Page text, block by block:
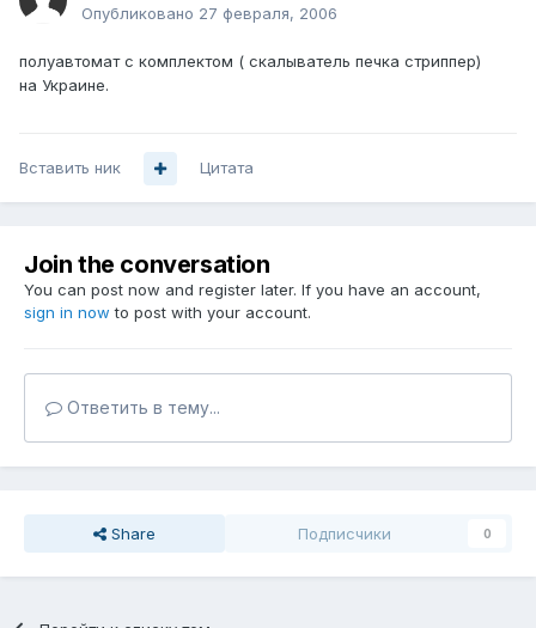
Опубликовано 27 февраля, 2006
полуавтомат с комплектом ( скалыватель печка стриппер)
на Украине.
Вставить ник Цитата
Join the conversation
You can post now and register later. If you have an account,
sign in now to post with your account.
Ответить в тему...
Share Подписчики 0